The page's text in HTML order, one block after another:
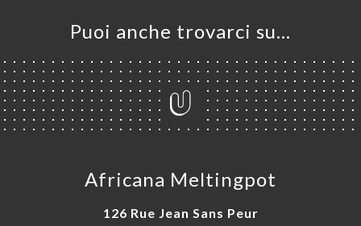
Puoi anche trovarci su…
Africana Meltingpot
126 Rue Jean Sans Peur